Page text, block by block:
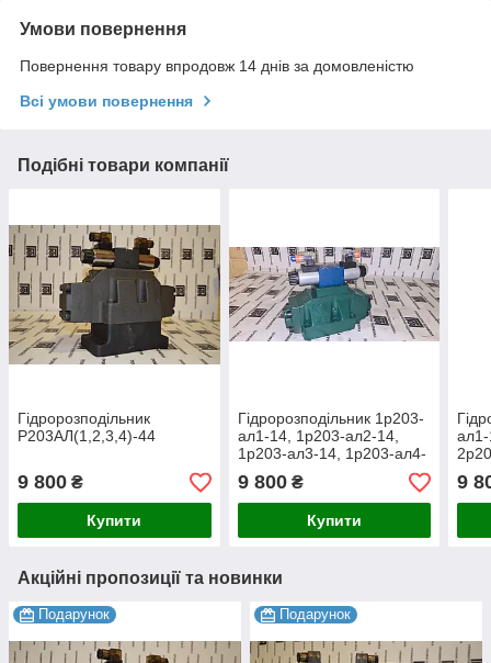
Умови повернення
Повернення товару впродовж 14 днів за домовленістю
Всі умови повернення
Подібні товари компанії
Гідророзподільник
Р203АЛ(1,2,3,4)-44
9 800 ₴
Купити
Гідророзподільник 1р203-
ал1-14, 1р203-ал2-14,
1р203-ал3-14, 1р203-ал4-
14, РЕХ20.3-АЛ2-14,
ВЕХ20 АЛ2-14
9 800₴
Купити
14,
9
Акційні пропозиції та новинки
Подарунок Подарунок